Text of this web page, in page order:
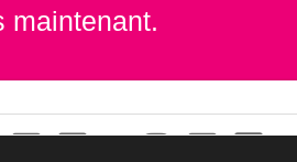
maintenant.